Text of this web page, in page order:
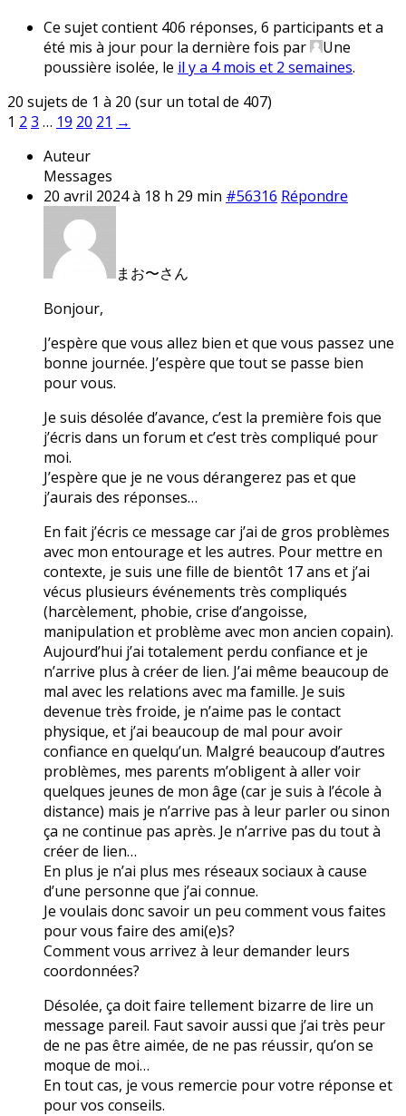
Ce sujet contient 406 réponses, 6 participants et a
été mis à jour pour la dernière fois par
Une
poussière isolée, le il y a 4 mois et 2 semaines.
20 sujets de 1 à 20 (sur un total de 407)
1 2 3 … 19 20 21 →
Auteur
Messages
20 avril 2024 à 18 h 29 min #56316 Répondre
まお〜さん
Bonjour,
J’espère que vous allez bien et que vous passez une
bonne journée. J’espère que tout se passe bien
pour vous.
Je suis désolée d’avance, c’est la première fois que
j’écris dans un forum et c’est très compliqué pour
moi.
J’espère que je ne vous dérangerez pas et que
j’aurais des réponses…
En fait j’écris ce message car j’ai de gros problèmes
avec mon entourage et les autres. Pour mettre en
contexte, je suis une fille de bientôt 17 ans et j’ai
vécus plusieurs événements très compliqués
(harcèlement, phobie, crise d’angoisse,
manipulation et problème avec mon ancien copain).
Aujourd’hui j’ai totalement perdu confiance et je
n’arrive plus à créer de lien. J’ai même beaucoup de
mal avec les relations avec ma famille. Je suis
devenue très froide, je n’aime pas le contact
physique, et j’ai beaucoup de mal pour avoir
confiance en quelqu’un. Malgré beaucoup d’autres
problèmes, mes parents m’obligent à aller voir
quelques jeunes de mon âge (car je suis à l’école à
distance) mais je n’arrive pas à leur parler ou sinon
ça ne continue pas après. Je n’arrive pas du tout à
créer de lien…
En plus je n’ai plus mes réseaux sociaux à cause
d’une personne que j’ai connue.
Je voulais donc savoir un peu comment vous faites
pour vous faire des ami(e)s?
Comment vous arrivez à leur demander leurs
coordonnées?
Désolée, ça doit faire tellement bizarre de lire un
message pareil. Faut savoir aussi que j’ai très peur
de ne pas être aimée, de ne pas réussir, qu’on se
moque de moi…
En tout cas, je vous remercie pour votre réponse et
pour vos conseils.